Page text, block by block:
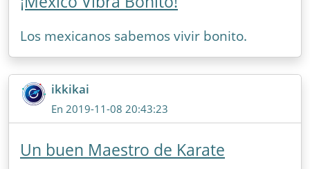
Los mexicanos sabemos vivir bonito.
ikkikai
En 2019-11-08 20:43:23
Un buen Maestro de Karate